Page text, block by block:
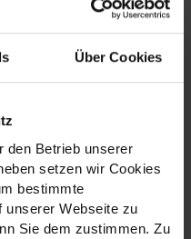
Über Cookies
den Betrieb unserer
setzen wir Cookies
bestimmte
unserer Webseite zu
Sie dem zustimmen. Zu
ruhig? Dann ist Ton in Ton
für eine Farbe und spielst
ihren einzelnen helleren und
ein spannender, dennoch